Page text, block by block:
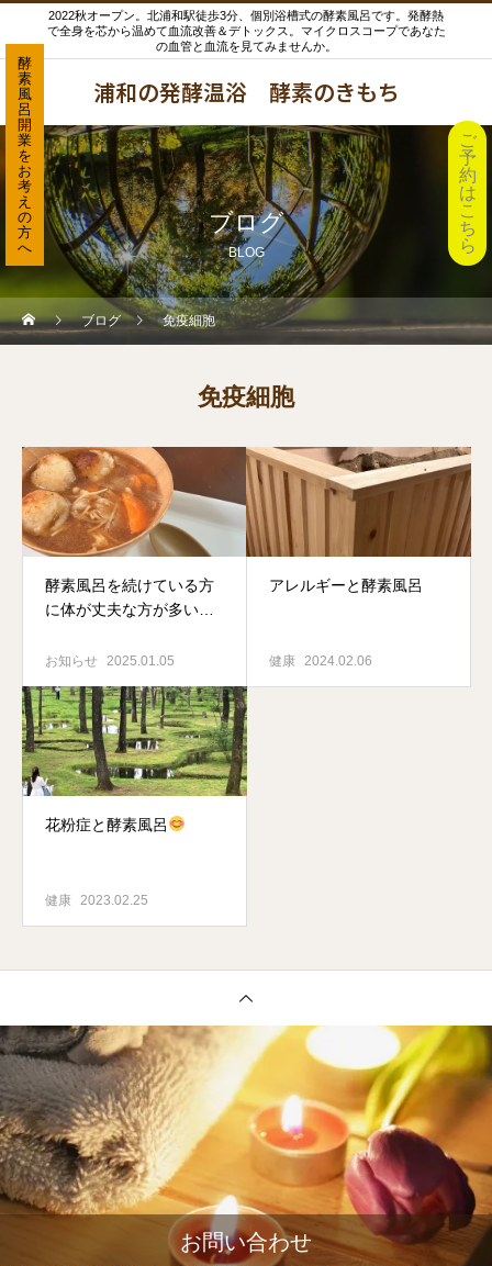
2022秋オープン。北浦和駅徒歩3分、個別浴槽式の酵素風呂です。発酵熱
で全身を芯から温めて血流改善＆デトックス。マイクロスコープであなた
の血管と血流を見てみませんか。
浦和の発酵温浴 酵素のきもち
ブログ
BLOG
ブログ 免疫細胞
免疫細胞
酵素風呂を続けている方
に体が丈夫な方が多いの
お知らせ 2025.01.05
アレルギーと酵素風呂
健康 2024.02.06
花粉症と酵素風呂
健康 2023.02.25
お問い合わせ
ご
予
約
は
こ
ち
ら
酵
素
風
呂
開
業
を
お
考
え
の
方
へ